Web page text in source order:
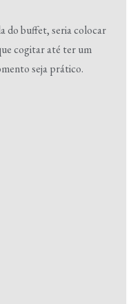
do buffet, seria colocar
cogitar até ter um
seja prático.